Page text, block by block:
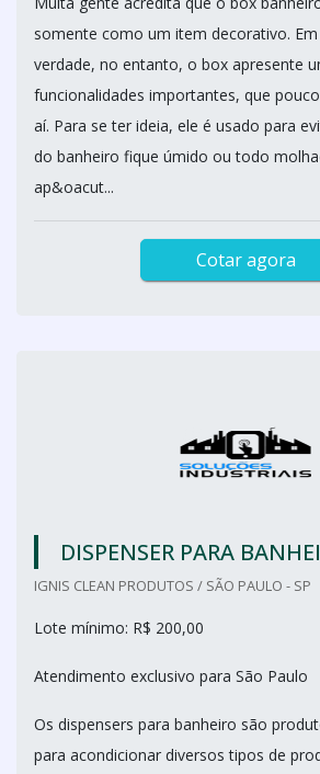
somente como um item decorativo.
verdade, no entanto, o box apresente
funcionalidades importantes, que
aí. Para se ter ideia, ele é usado para
do banheiro fique úmido ou todo
ap&oacut...
Cotar agora
DISPENSER PARA
IGNIS CLEAN PRODUTOS / SÃO PAULO - SP
Lote mínimo: R$ 200,00
Atendimento exclusivo para São Paulo
Os dispensers para banheiro são
para acondicionar diversos tipos de